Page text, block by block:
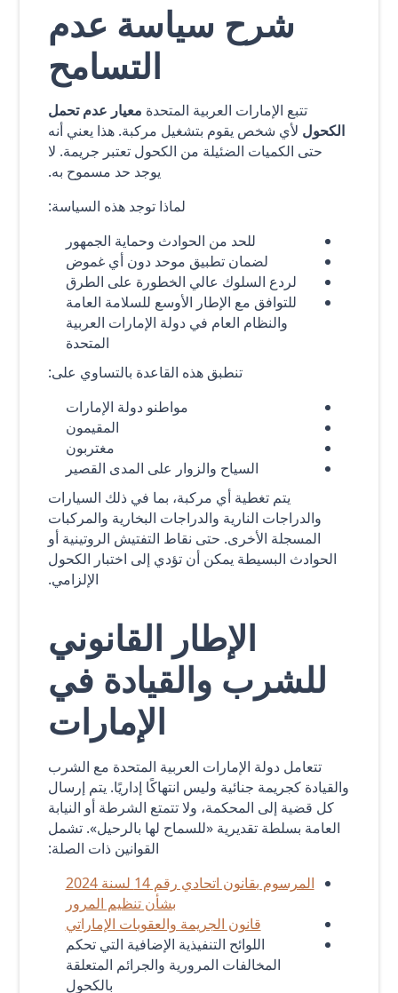
شرح سياسة عدم
التسامح
تتبع الإمارات العربية المتحدة معيار عدم تحمل
الكحول لأي شخص يقوم بتشغيل مركبة. هذا يعني أنه
حتى الكميات الضئيلة من الكحول تعتبر جريمة. لا
يوجد حد مسموح به.
لماذا توجد هذه السياسة:
للحد من الحوادث وحماية الجمهور
لضمان تطبيق موحد دون أي غموض
لردع السلوك عالي الخطورة على الطرق
للتوافق مع الإطار الأوسع للسلامة العامة
والنظام العام في دولة الإمارات العربية
المتحدة
تنطبق هذه القاعدة بالتساوي على:
مواطنو دولة الإمارات
المقيمون
مغتربون
السياح والزوار على المدى القصير
يتم تغطية أي مركبة، بما في ذلك السيارات
والدراجات النارية والدراجات البخارية والمركبات
المسجلة الأخرى. حتى نقاط التفتيش الروتينية أو
الحوادث البسيطة يمكن أن تؤدي إلى اختبار الكحول
الإلزامي.
الإطار القانوني
للشرب والقيادة في
الإمارات
تتعامل دولة الإمارات العربية المتحدة مع الشرب
والقيادة كجريمة جنائية وليس انتهاكًا إداريًا. يتم إرسال
كل قضية إلى المحكمة، ولا تتمتع الشرطة أو النيابة
العامة بسلطة تقديرية «للسماح لها بالرحيل». تشمل
القوانين ذات الصلة:
المرسوم بقانون اتحادي رقم 14 لسنة 2024
بشأن تنظيم المرور
قانون الجريمة والعقوبات الإماراتي
اللوائح التنفيذية الإضافية التي تحكم
المخالفات المرورية والجرائم المتعلقة
بالكحول